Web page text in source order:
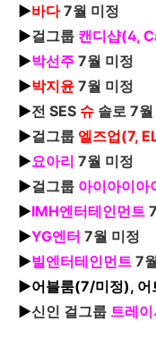
▶바다7월 미정
▶걸그룹 캔디샵(4,
▶박선주 7월 미정
▶박지윤 7월 미정
▶전 SES 슈 솔로 7월
▶걸그룹 엘즈업(7,
▶요아리 7월 미정
▶걸그룹 아이아이아
▶IMH엔터테인먼트
▶YG엔터 7월 미정
▶빌엔터테인먼트 7
▶어블룸(7/미정), 어
▶신인 걸그룹 트레